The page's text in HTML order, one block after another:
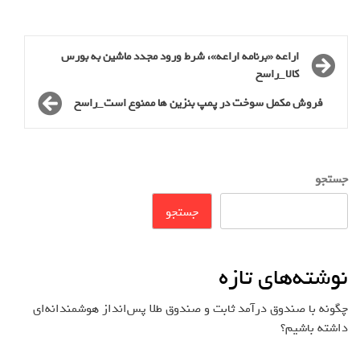
اراعه «برنامه اراعه»، شرط ورود مجدد ماشین به بورس
کالا_راسخ
فروش مکمل سوخت در پمپ بنزین ها ممنوع است_راسخ
جستجو
جستجو
نوشته‌های تازه
چگونه با صندوق درآمد ثابت و صندوق طلا پس‌انداز هوشمندانه‌ای
داشته باشیم؟